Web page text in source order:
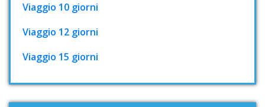
Viaggio 10 giorni
Viaggio 12 giorni
Viaggio 15 giorni